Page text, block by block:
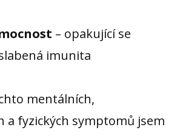
– opakující se
imunita
mentálních,
a fyzických symptomů jsem